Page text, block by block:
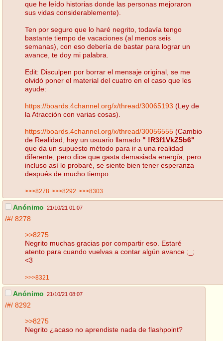
que he leído historias donde las personas mejoraron
sus vidas considerablemente).
Ten por seguro que lo haré negrito, todavía tengo
bastante tiempo de vacaciones (al menos seis
semanas), con eso debería de bastar para lograr un
avance, te doy mi palabra.
Edit: Disculpen por borrar el mensaje original, se me
olvidó poner el material del cuatro en el caso que les
ayude:
https://boards.4channel.org/x/thread/30065193 (Ley de
la Atracción con varias cosas).
https://boards.4channel.org/x/thread/30056555 (Cambio
de Realidad, hay un usuario llamado " !R3f1VkZ5b6"
que da un supuesto método para ir a una realidad
diferente, pero dice que gasta demasiada energía, pero
incluso así lo probaré, se siente bien tener esperanza
después de mucho tiempo.
>>>8278 >>>8292 >>>8303
Anónimo 21/10/21 01:07
/#/ 8278
>>8275
Negrito muchas gracias por compartir eso. Estaré
atento para cuando vuelvas a contar algún avance ;_;
<3
>>>8321
Anónimo 21/10/21 08:07
/#/ 8292
>>8275
Negrito ¿acaso no aprendiste nada de flashpoint?